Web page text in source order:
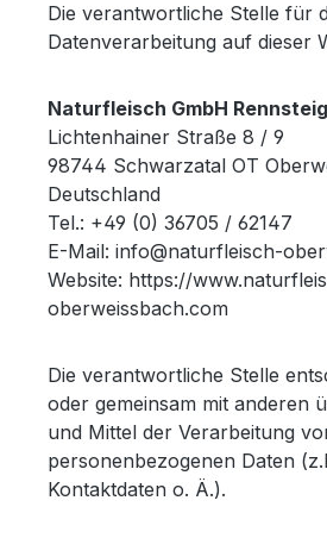
Die verantwortliche Stelle für
Datenverarbeitung auf dieser
Naturfleisch GmbH
Lichtenhainer Straße 8 / 9
98744 Schwarzatal OT
Deutschland
Tel.: +49 (0) 36705 / 62147
E-Mail: info@naturfleisch-
Website: https://
oberweissbach.com
Die verantwortliche Stelle
oder gemeinsam mit anderen
und Mittel der Verarbeitung
personenbezogenen Daten
Kontaktdaten o. Ä.).